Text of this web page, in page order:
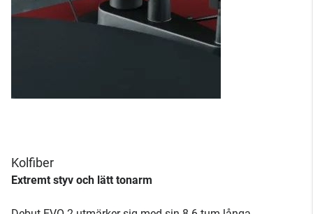
Kolfiber
Extremt styv och lätt tonarm